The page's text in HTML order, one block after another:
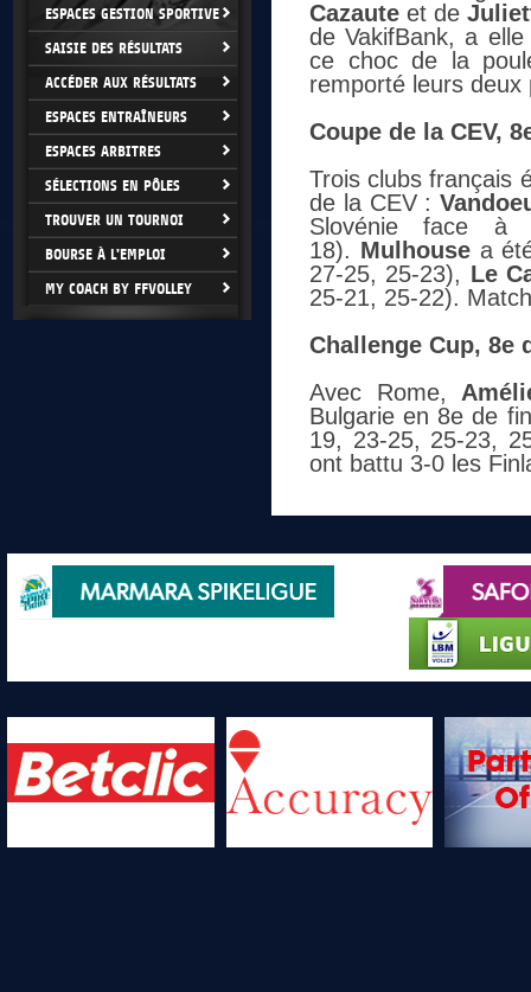
ESPACES GESTION SPORTIVE
SAISIE DES RÉSULTATS
ACCÉDER AUX RÉSULTATS
ESPACES ENTRAÎNEURS
ESPACES ARBITRES
SÉLECTIONS EN PÔLES
TROUVER UN TOURNOI
BOURSE À L'EMPLOI
MY COACH BY FFVOLLEY
Cazaute et de
de VakifBank, a
ce choc de la
remporté leurs
Coupe de la CEV,
Trois clubs français
de la CEV :
Slovénie face à
18). Mulhousea
27-25, 25-23), Le
25-21, 25-22).
Challenge Cup, 8e
Avec Rome,
Bulgarie en 8e de
19, 23-25, 25-23,
ont battu 3-0 les